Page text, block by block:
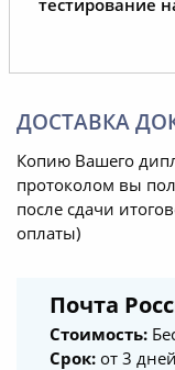
ДОСТАВКА
Копию Вашего
протоколом вы
после сдачи
оплаты)
Почта
Стоимость:
Срок: от 3 дней